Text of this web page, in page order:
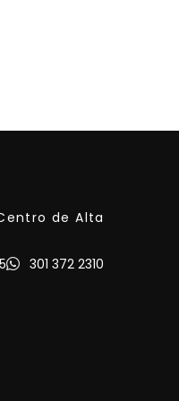
de Alta
301 372 2310